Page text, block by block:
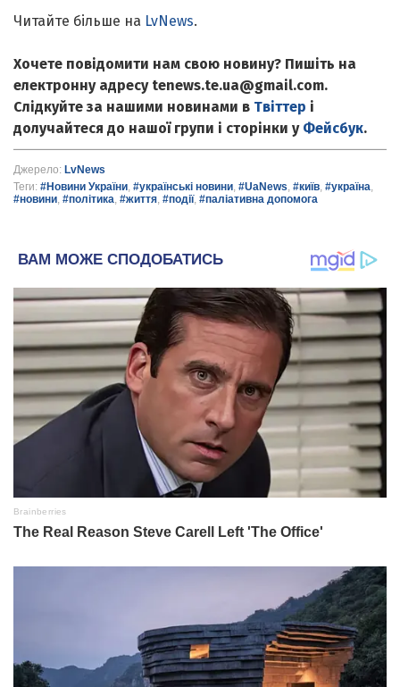
Читайте більше на LvNews.
Хочете повідомити нам свою новину? Пишіть на
електронну адресу tenews.te.ua@gmail.com.
Слідкуйте за нашими новинами в Твіттер і
долучайтеся до нашої групи і сторінки у Фейсбук.
Джерело: LvNews
Теги: #Новини України, #українські новини, #UaNews, #київ, #україна,
#новини, #політика, #життя, #події, #паліативна допомога